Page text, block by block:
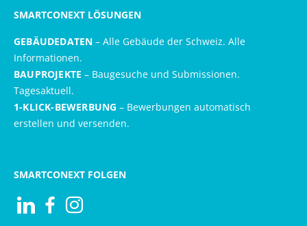
SMARTCONEXT LÖSUNGEN
GEBÄUDEDATEN – Alle Gebäude der Schweiz. Alle
Informationen.
BAUPROJEKTE – Baugesuche und Submissionen.
Tagesaktuell.
1-KLICK-BEWERBUNG – Bewerbungen automatisch
erstellen und versenden.
SMARTCONEXT FOLGEN